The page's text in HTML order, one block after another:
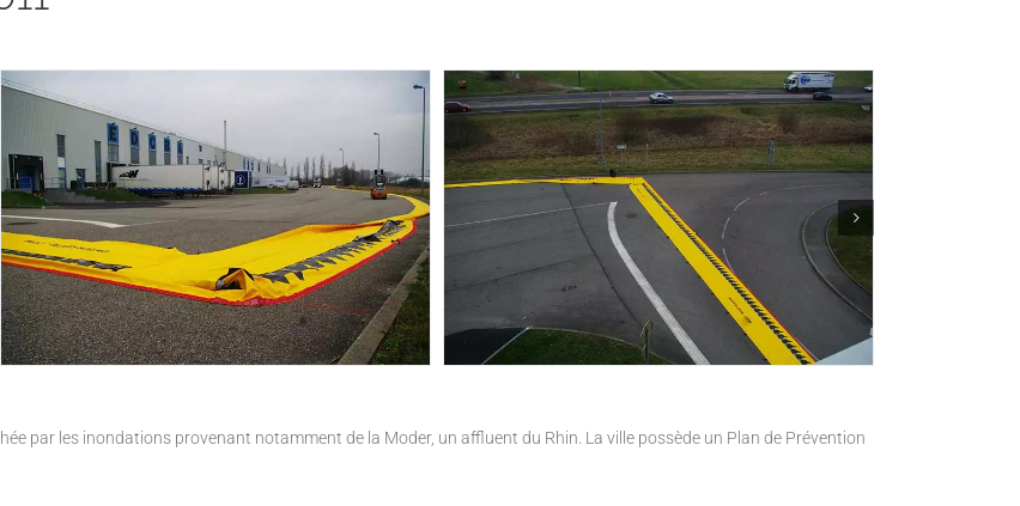
par les inondations provenant notamment de la Moder, un affluent du Rhin. La ville possède un Plan de Prévention